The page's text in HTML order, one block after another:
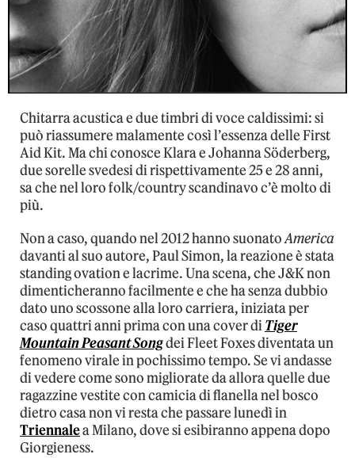
Chitarra acustica e due timbri di voce caldissimi: si
può riassumere malamente così l’essenza delle First
Aid Kit. Ma chi conosce Klara e Johanna Söderberg,
due sorelle svedesi di rispettivamente 25 e 28 anni,
sa che nel loro folk/country scandinavo c’è molto di
più.
Non a caso, quando nel 2012 hanno suonatoAmerica
davanti al suo autore, Paul Simon, la reazione è stata
standing ovation e lacrime. Una scena, che J&K non
dimenticheranno facilmente e che ha senza dubbio
dato uno scossone alla loro carriera, iniziata per
caso quattri anni prima con una cover diTiger
Mountain Peasant Songdei Fleet Foxes diventata un
fenomeno virale in pochissimo tempo. Se vi andasse
di vedere come sono migliorate da allora quelle due
ragazzine vestite con camicia di flanella nel bosco
dietro casa non vi resta che passare lunedì in
Triennalea Milano, dove si esibiranno appena dopo
Giorgieness.